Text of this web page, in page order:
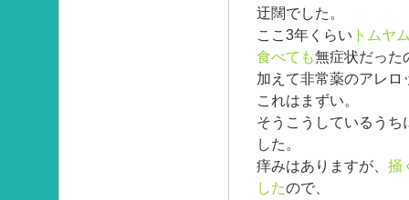
迂闊でした。
ここ3年くらい トムヤ
食べても無症状だった
加えて非常薬のアレ
これはまずい。
そうこうしているう
した。
痒みはありますが、 掻
したので、